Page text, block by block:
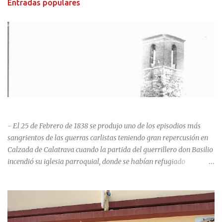
Entradas populares
- El 25 de Febrero de 1838 se produjo uno de los episodios más
sangrientos de las guerras carlistas teniendo gran repercusión en
Calzada de Calatrava cuando la partida del guerrillero don Basilio
incendió su iglesia parroquial, donde se habían refugiado
población se inclinó por el bando Carlista. Según Madoz, murieron
163 personas que "se defendieron heroicamente muriendo como